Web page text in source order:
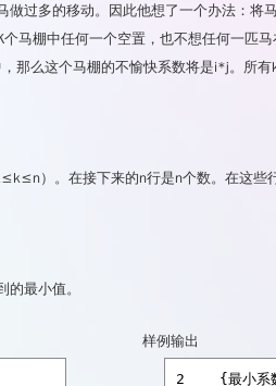
66.6%
☆
过多的移动。因此他想了一个办法：将
马棚中任何一个空置，也不想任何一匹
那么这个马棚的不愉快系数将是i*j。所
）。在接下来的n行是n个数。在这些
最小值。
样例输出